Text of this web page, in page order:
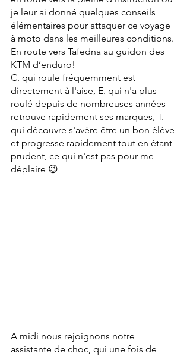
je leur ai donné quelques conseils
élémentaires pour attaquer ce voyage
à moto dans les meilleures conditions.
En route vers Tafedna au guidon des
KTM d’enduro!
C. qui roule fréquemment est
directement à l'aise, E. qui n'a plus
roulé depuis de nombreuses années
retrouve rapidement ses marques, T.
qui découvre s'avère être un bon élève
et progresse rapidement tout en étant
prudent, ce qui n'est pas pour me
déplaire 😉
A midi nous rejoignons notre
assistante de choc, qui une fois de